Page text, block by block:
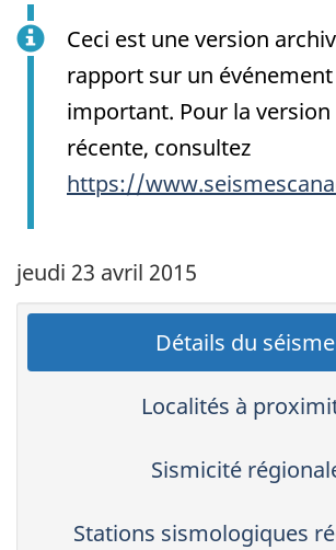
Ceci est une version
rapport sur un
important. Pour la version
récente, consultez
https://
jeudi 23 avril 2015
Détails du séisme
Localités à
Sismicité
Stations sismologiques